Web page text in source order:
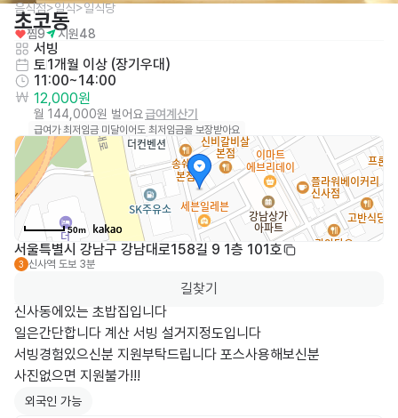
음식점>일식>일식당
초코동
찜9 지원48
서빙
토1개월 이상 (장기우대)
11:00~14:00
12,000원
월 144,000원 벌어요급여계산기
급여가 최저임금 미달이어도 최저임금을 보장받아요
50m
서울특별시 강남구 강남대로158길 9 1층 101호
3 신사역 도보 3분
길찾기
신사동에있는 초밥집입니다
일은간단합니다 계산 서빙 설거지정도입니다
서빙경험있으신분 지원부탁드립니다 포스사용해보신분
사진없으면 지원불가!!!
외국인 가능